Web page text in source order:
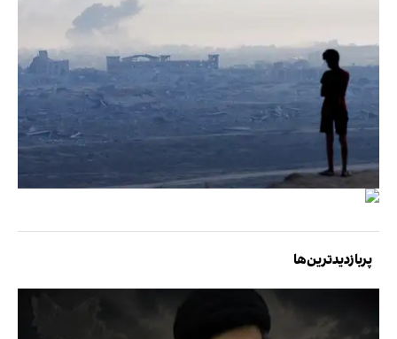
پربازدیدترین‌ها